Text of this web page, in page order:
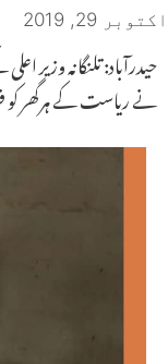
اکتوبر 29, 2019
حیدرآباد: تلنگانہ
نے ریاست کے ہرگھر کو